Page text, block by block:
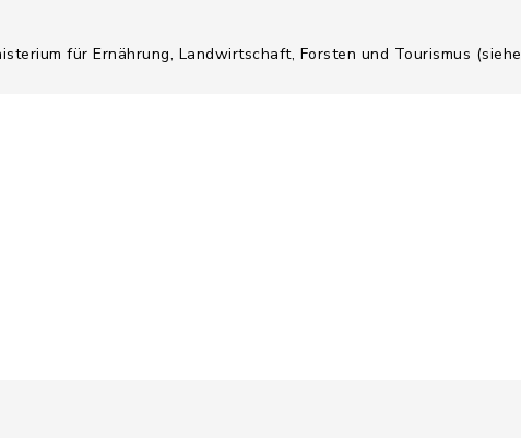
für Ernährung, Landwirtschaft, Forsten und Tourismus (siehe